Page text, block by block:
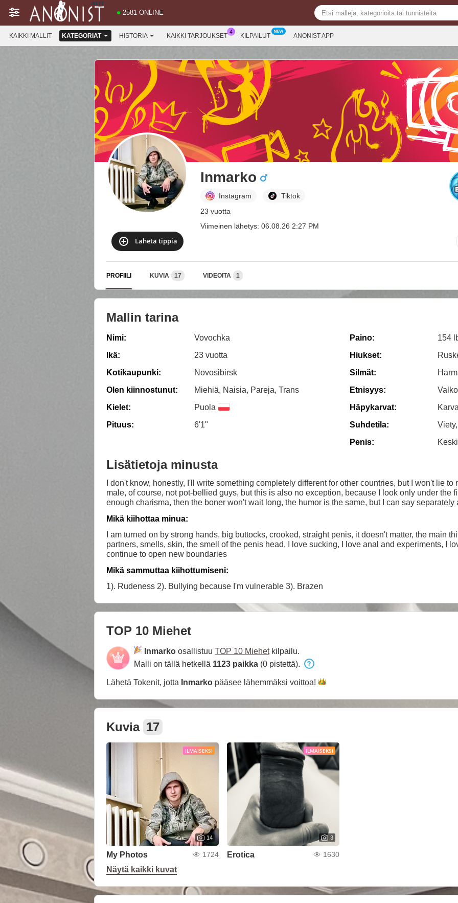
2581 ONLINE
KAIKKI MALLIT KATEGORIAT HISTORIA KAIKKI TARJOUKSET KILPAILUT ANONIST APP
Inmarko
Instagram
Tiktok
23 vuotta
Viimeinen lähetys: 06.08.26 2:27 PM
Lähetä tippiä
PROFIILI KUVIA 17 VIDEOITA 1
Mallin tarina
Nimi:
Vovochka
Ikä:
23 vuotta
Kotikaupunki:
Novosibirsk
Olen kiinnostunut:
Miehiä, Naisia, Pareja, Trans
Kielet:
Puola
Pituus: 6'1"
Paino:
154
Hiukset:
Silmät:
Etnisyys:
Häpykarvat:
Suhdetila:
Penis:
Lisätietoja minusta
I don't know, honestly, I'll write something completely different for other countries, but I won't lie
male, of course, not pot-bellied guys, but this is also no exception, because I look only under the
enough charisma, then the boner won't wait long, the humor is the same, but I can say
don't like to prepare for too long, because then the desire disappears altogether. Well, somehow,
correspondence)
Mikä kiihottaa minua:
I am turned on by strong hands, big buttocks, crooked, straight penis, it doesn't matter, the main
partners, smells, skin, the smell of the penis head, I love sucking, I love anal and experiments, I
continue to open new boundaries
Mikä sammuttaa kiihottumiseni:
1). Rudeness 2). Bullying because I'm vulnerable 3). Brazen
TOP 10 Miehet
Inmarko osallistuu TOP 10 Miehetkilpailu.
Malli on tällä hetkellä 1123 paikka (0 pistettä).
Lähetä Tokenit, jotta Inmarko pääsee lähemmäksi voittoa!
Kuvia 17
ILMAISEKSI
14
My Photos 1724
ILMAISEKSI
3
Erotica 1630
Näytä kaikki kuvat